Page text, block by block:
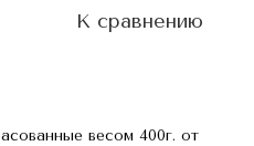
К сравнению
весом 400г. от